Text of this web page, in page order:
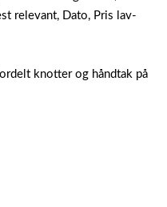
relevant, Dato, Pris lav-
knotter og håndtak på